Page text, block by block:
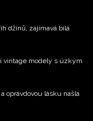
džínů, zajímavá bílá
vintage modely s úzkým
opravdovou lásku našla